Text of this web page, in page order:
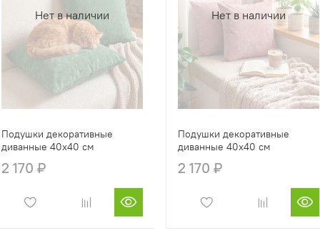
Нет в наличии
Подушки декоративные
диванные 40х40 см
2 170 ₽
Нет в наличии
Подушки декоративные
диванные 40х40 см
2 170 ₽